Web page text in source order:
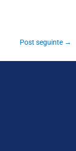
Post seguinte →